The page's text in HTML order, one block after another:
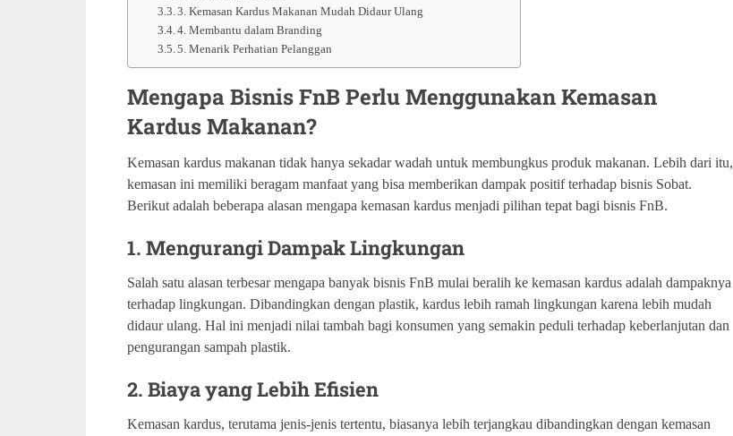
3. Kemasan Kardus Makanan Mudah Didaur Ulang
4. Membantu dalam Branding
5. Menarik Perhatian Pelanggan
Mengapa Bisnis FnB Perlu Menggunakan Kemasan
Kardus Makanan?
Kemasan kardus makanan tidak hanya sekadar wadah untuk membungkus produk makanan. Lebih dari itu,
kemasan ini memiliki beragam manfaat yang bisa memberikan dampak positif terhadap bisnis Sobat.
Berikut adalah beberapa alasan mengapa kemasan kardus menjadi pilihan tepat bagi bisnis FnB.
1. Mengurangi Dampak Lingkungan
Salah satu alasan terbesar mengapa banyak bisnis FnB mulai beralih ke kemasan kardus adalah dampaknya
terhadap lingkungan. Dibandingkan dengan plastik, kardus lebih ramah lingkungan karena lebih mudah
didaur ulang. Hal ini menjadi nilai tambah bagi konsumen yang semakin peduli terhadap keberlanjutan dan
pengurangan sampah plastik.
2. Biaya yang Lebih Efisien
Kemasan kardus, terutama jenis-jenis tertentu, biasanya lebih terjangkau dibandingkan dengan kemasan